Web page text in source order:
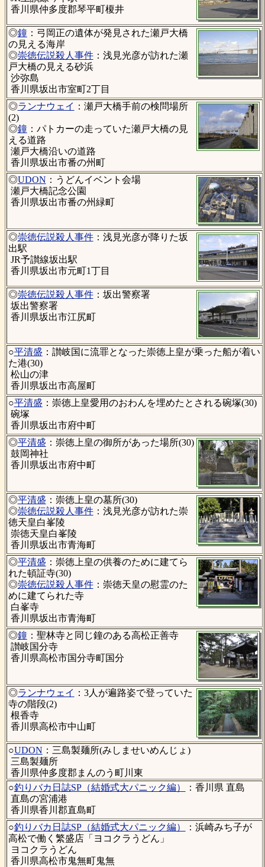
香川県仲多度郡琴平町榎井
◎鐘：弓岡正の遺体が発見された瀬戸大橋
の見える海岸
◎崇徳伝説殺人事件：浅見光彦が訪れた瀬
戸大橋の見える砂浜
沙弥島
香川県坂出市室町2丁目
◎ランナウェイ ：瀬戸大橋手前の検問場所
(2)
◎鐘：パトカーの走っていた瀬戸大橋の見
える道路
瀬戸大橋沿いの道路
香川県坂出市番の州町
◎UDON ：うどんイベント会場
瀬戸大橋記念公園
香川県坂出市番の州緑町
◎崇徳伝説殺人事件：浅見光彦が降りた坂
出駅
JR予讃線坂出駅
香川県坂出市元町1丁目
◎崇徳伝説殺人事件：坂出警察署
坂出警察署
香川県坂出市江尻町
○平清盛 ：讃岐国に流罪となった崇徳上皇が乗った船が着い
た港(30)
松山の津
香川県坂出市高屋町
○平清盛 ：崇徳上皇愛用のおわんを埋めたとされる碗塚(30)
碗塚
香川県坂出市府中町
◎平清盛 ：崇徳上皇の御所があった場所(30)
鼓岡神社
香川県坂出市府中町
◎平清盛 ：崇徳上皇の墓所(30)
◎崇徳伝説殺人事件：浅見光彦が訪れた崇
徳天皇白峯陵
崇徳天皇白峯陵
香川県坂出市青海町
◎平清盛 ：崇徳上皇の供養のために建てら
れた頓証寺(30)
◎崇徳伝説殺人事件：崇徳天皇の慰霊のた
めに建てられた寺
白峯寺
香川県坂出市青海町
◎鐘：聖林寺と同じ鐘のある高松正善寺
讃岐国分寺
香川県高松市国分寺町国分
◎ランナウェイ ：3人が遍路姿で登っていた
寺の階段(2)
根香寺
香川県高松市中山町
○UDON ：三島製麺所(みしませいめんじょ)
三島製麺所
香川県仲多度郡まんのう町川東
○釣りバカ日誌SP（結婚式大パニック編）
：香川県 直島
直島の宮浦港
香川県香川郡直島町
○釣りバカ日誌SP（結婚式大パニック編）
：浜崎みち子が
高松で働く繁盛店「ヨコクラうどん」
ヨコクラうどん
香川県高松市鬼無町鬼無